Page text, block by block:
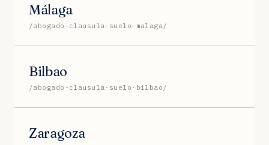
Málaga
/abogado-clausula-suelo-malaga/
Bilbao
/abogado-clausula-suelo-bilbao/
Zaragoza